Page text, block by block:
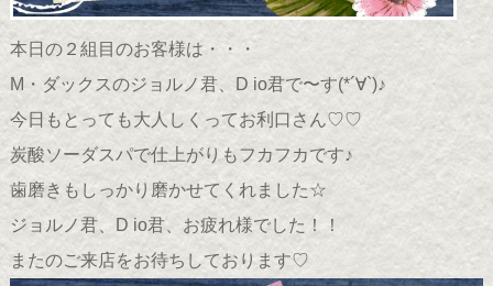
本日の２組目のお客様は・・・
M・ダックスのジョルノ君、D io君で〜す(*´∀`)♪
今日もとっても大人しくってお利口さん♡♡
炭酸ソーダスパで仕上がりもフカフカです♪
歯磨きもしっかり磨かせてくれました☆
ジョルノ君、D io君、お疲れ様でした！！
またのご来店をお待ちしております♡